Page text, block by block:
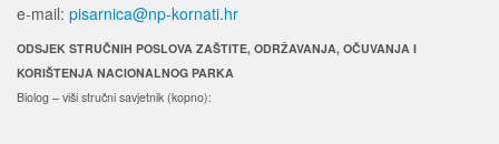
e-mail: pisarnica@np-kornati.hr
ODSJEK STRUČNIH POSLOVA ZAŠTITE, ODRŽAVANJA, OČUVANJA I
KORIŠTENJA NACIONALNOG PARKA
Biolog – viši stručni savjetnik (kopno):